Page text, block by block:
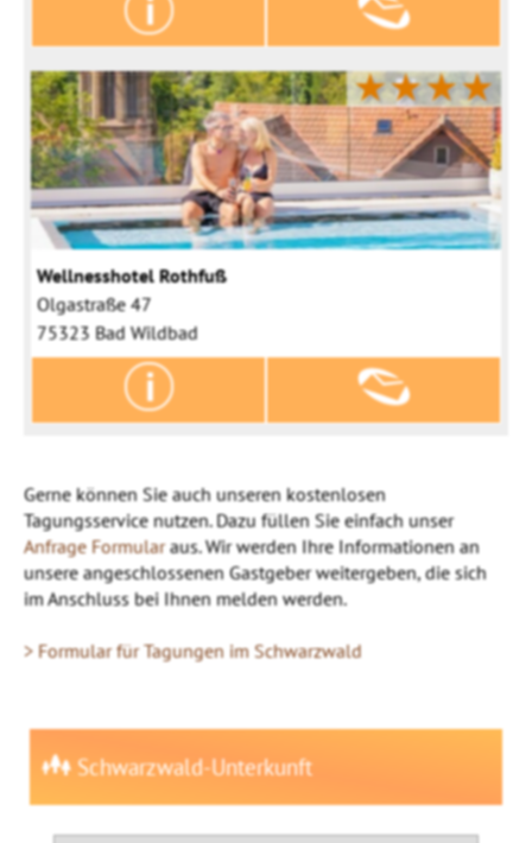
★★★★
Wellnesshotel Rothfuß
Olgastraße 47
75323 Bad Wildbad
Gerne können Sie auch unseren kostenlosen
Tagungsservice nutzen. Dazu füllen Sie einfach unser
Anfrage Formularaus. Wir werden Ihre Informationen an
unsere angeschlossenen Gastgeber weitergeben, die sich
im Anschluss bei Ihnen melden werden.
> Formular für Tagungen im Schwarzwald
Schwarzwald-Unterkunft